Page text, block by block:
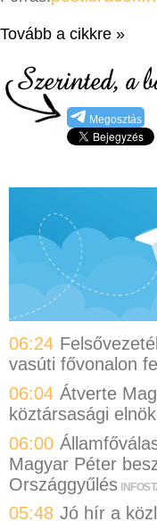
Tovább a cikkre »
Megosztás
06:24
vasúti fővonalon
06:04 Átverte
köztársasági
06:00
Magyar Péter
Országgyűlés
05:48 Jó hír a